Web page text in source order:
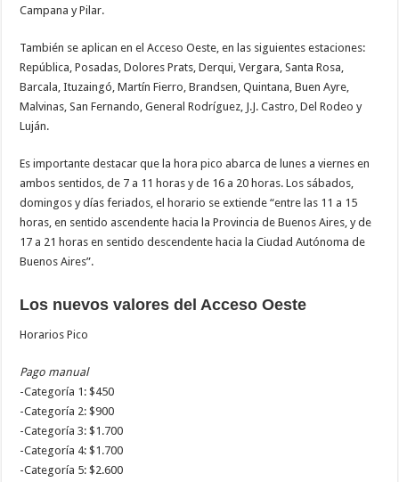
Campana y Pilar.
También se aplican en el Acceso Oeste, en las siguientes estaciones:
República, Posadas, Dolores Prats, Derqui, Vergara, Santa Rosa,
Barcala, Ituzaingó, Martín Fierro, Brandsen, Quintana, Buen Ayre,
Malvinas, San Fernando, General Rodríguez, J.J. Castro, Del Rodeo y
Luján.
Es importante destacar que la hora pico abarca de lunes a viernes en
ambos sentidos, de 7 a 11 horas y de 16 a 20 horas. Los sábados,
domingos y días feriados, el horario se extiende “entre las 11 a 15
horas, en sentido ascendente hacia la Provincia de Buenos Aires, y de
17 a 21 horas en sentido descendente hacia la Ciudad Autónoma de
Buenos Aires”.
Los nuevos valores del Acceso Oeste
Horarios Pico
Pago manual
-Categoría 1: $450
-Categoría 2: $900
-Categoría 3: $1.700
-Categoría 4: $1.700
-Categoría 5: $2.600